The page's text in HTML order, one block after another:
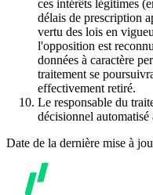
ces intérêts légitimes
délais de prescription
vertu des lois en
l'opposition est
données à caractère
traitement se
effectivement retiré.
Le responsable du
décisionnel automatisé
Date de la dernière mise à